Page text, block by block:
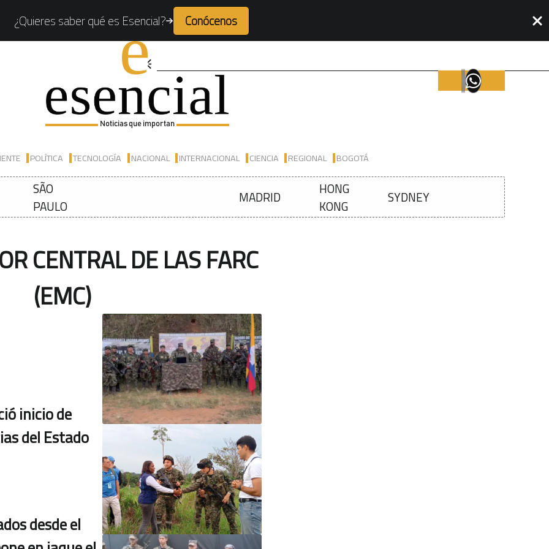
¿Quieres saber qué es Esencial? Conócenos
Noticias que importan
POLÍTICA TECNOLOGÍA NACIONAL INTERNACIONAL CIENCIA REGIONAL BOGOTÁ
SÃO
PAULO
MADRID
HONG
KONG
SYDNEY
CENTRAL DE LAS FARC
(EMC)
inicio de
del Estado
desde el